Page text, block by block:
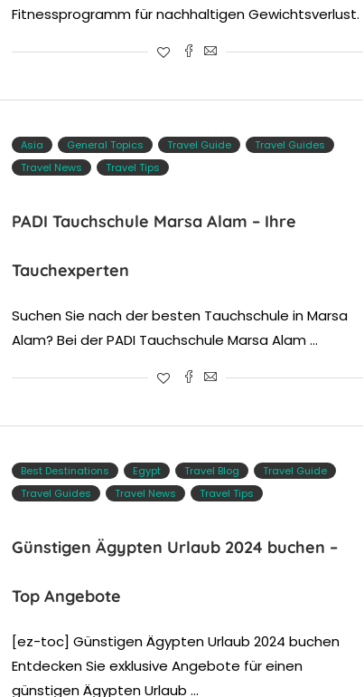
Fitnessprogramm für nachhaltigen Gewichtsverlust.
Asia General Topics Travel Guide
Travel Guides
Travel News
Travel Tips
PADI Tauchschule Marsa Alam – Ihre
Tauchexperten
Suchen Sie nach der besten Tauchschule in Marsa
Alam? Bei der PADI Tauchschule Marsa Alam …
Best Destinations Egypt Travel Blog
Travel Guide
Travel Guides
Travel News Travel Tips
Günstigen Ägypten Urlaub 2024 buchen –
Top Angebote
[ez-toc] Günstigen Ägypten Urlaub 2024 buchen
Entdecken Sie exklusive Angebote für einen
günstigen Ägypten Urlaub …